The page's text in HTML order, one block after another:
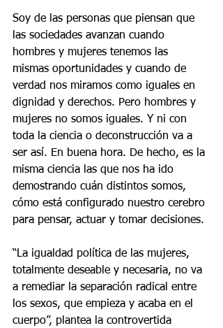
Soy de las personas que piensan que
las sociedades avanzan cuando
hombres y mujeres tenemos las
mismas oportunidades y cuando de
verdad nos miramos como iguales en
dignidad y derechos. Pero hombres y
mujeres no somos iguales. Y ni con
toda la ciencia o deconstrucción va a
ser así. En buena hora. De hecho, es la
misma ciencia las que nos ha ido
demostrando cuán distintos somos,
cómo está configurado nuestro cerebro
para pensar, actuar y tomar decisiones.
“La igualdad política de las mujeres,
totalmente deseable y necesaria, no va
a remediar la separación radical entre
los sexos, que empieza y acaba en el
cuerpo”, plantea la controvertida